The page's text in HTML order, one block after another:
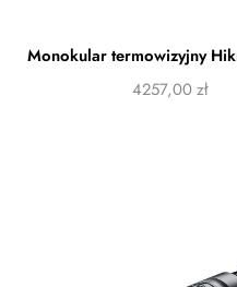
4257,00zł